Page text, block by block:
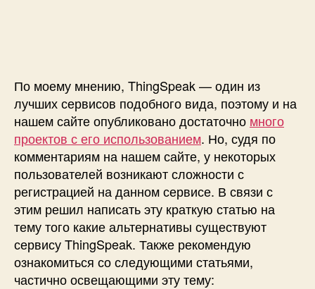
g
S
p
e
a
По моему мнению, ThingSpeak — один из
лучших сервисов подобного вида, поэтому и на
нашем сайте опубликовано достаточно много
проектов с его использованием. Но, судя по
комментариям на нашем сайте, у некоторых
пользователей возникают сложности с
регистрацией на данном сервисе. В связи с
этим решил написать эту краткую статью на
тему того какие альтернативы существуют
сервису ThingSpeak. Также рекомендую
ознакомиться со следующими статьями,
частично освещающими эту тему: